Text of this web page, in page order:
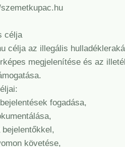
célja
célja az illegális
megjelenítése és az
fogadása,
követése,